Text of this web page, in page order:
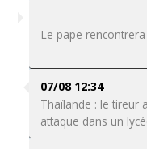
Le pape
07/08 12:34
Thaïlande : le tireur
attaque dans un